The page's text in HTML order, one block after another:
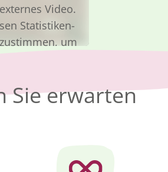
Video.
Statistiken-
um
zu sehen.
ändern
Sie erwarten